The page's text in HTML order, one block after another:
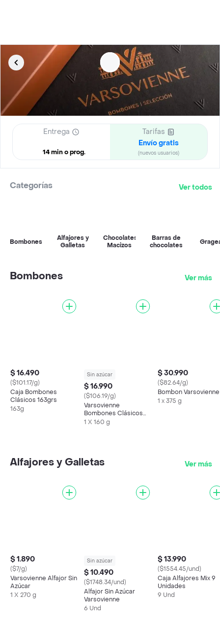
Entrega
14 min o prog.
Tarifas
Envío gratis
(nuevos usuarios)
Categorías Ver todos
Bombones
Alfajores y
Galletas
Chocolates
Macizos
Barras de
chocolates
Bombones Ver más
$ 16.490
($101.17/g)
Caja Bombones
Clásicos 163grs
163g
Sin azúcar
$ 16.990
($106.19/g)
Varsovienne
Bombones Clásicos
sin Azúcar
1 X 160 g
$ 30.990
($82.64/g)
Bombon Varsovienne
1 x 375 g
Alfajores y Galletas Ver más
$ 1.890
($7/g)
Varsovienne Alfajor Sin
Azúcar
1 X 270 g
Sin azúcar
$ 10.490
($1748.34/und)
Alfajor Sin Azúcar
Varsovienne
6 Und
$ 13.990
($1554.45/und)
Caja Alfajores Mix 9
Unidades
9 Und